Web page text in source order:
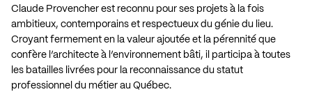
Claude Provencher est reconnu pour ses projets à la fois
ambitieux, contemporains et respectueux du génie du lieu.
Croyant fermement en la valeur ajoutée et la pérennité que
confère l’architecte à l’environnement bâti, il participa à toutes
les batailles livrées pour la reconnaissance du statut
professionnel du métier au Québec.